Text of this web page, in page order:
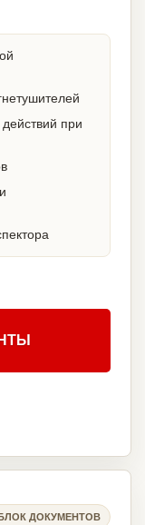
при
ДОКУМЕНТОВ